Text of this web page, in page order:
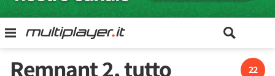
22
Remnant 2, tutto